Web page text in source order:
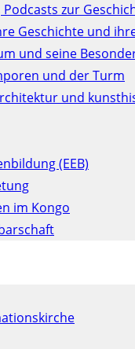
zur
Geschichte und
und seine
und der Turm
und
(EEB)
im Kongo